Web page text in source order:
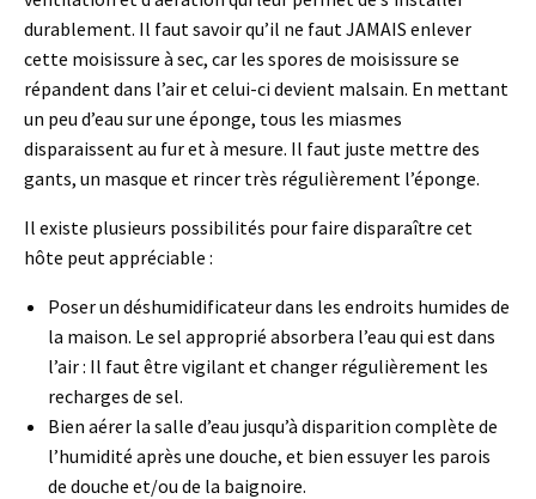
durablement. Il faut savoir qu’il ne faut JAMAIS enlever
cette moisissure à sec, car les spores de moisissure se
répandent dans l’air et celui-ci devient malsain. En mettant
un peu d’eau sur une éponge, tous les miasmes
disparaissent au fur et à mesure. Il faut juste mettre des
gants, un masque et rincer très régulièrement l’éponge.
Il existe plusieurs possibilités pour faire disparaître cet
hôte peut appréciable :
Poser un déshumidificateur dans les endroits humides de
la maison. Le sel approprié absorbera l’eau qui est dans
l’air : Il faut être vigilant et changer régulièrement les
recharges de sel.
Bien aérer la salle d’eau jusqu’à disparition complète de
l’humidité après une douche, et bien essuyer les parois
de douche et/ou de la baignoire.